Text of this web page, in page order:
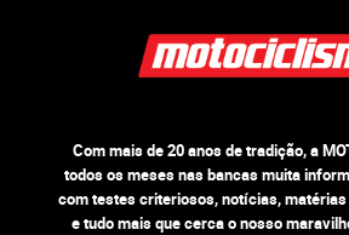
Com mais de 20 anos de tradição, a
todos os meses nas bancas muita
com testes criteriosos, notícias,
e tudo mais que cerca o nosso